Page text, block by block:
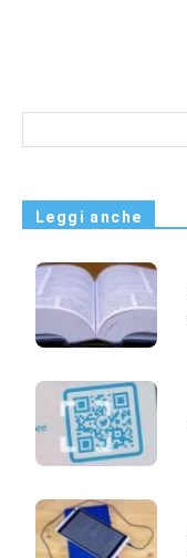
Leggi anche